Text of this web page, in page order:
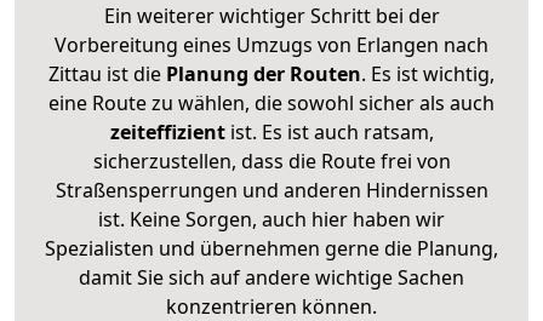
Ein weiterer wichtiger Schritt bei der
Vorbereitung eines Umzugs von Erlangen nach
Zittau ist die Planung der Routen. Es ist wichtig,
eine Route zu wählen, die sowohl sicher als auch
zeiteffizientist. Es ist auch ratsam,
sicherzustellen, dass die Route frei von
Straßensperrungen und anderen Hindernissen
ist. Keine Sorgen, auch hier haben wir
Spezialisten und übernehmen gerne die Planung,
damit Sie sich auf andere wichtige Sachen
konzentrieren können.